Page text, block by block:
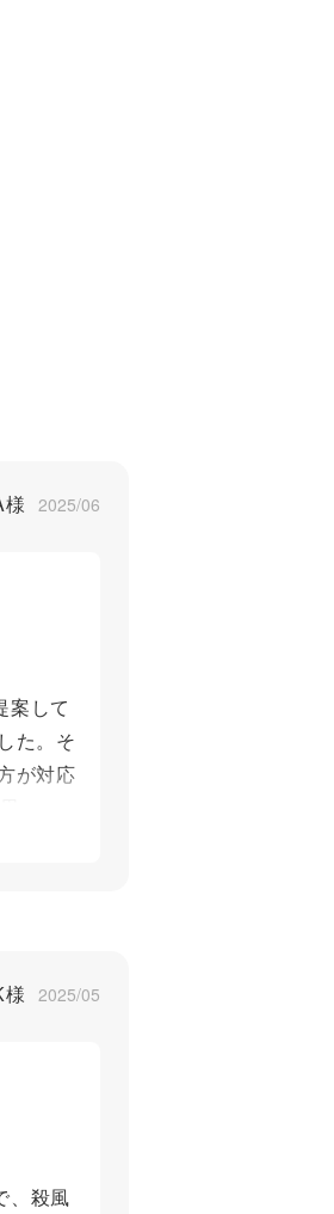
様 2025/06
案して
た。そ
が対応
い決
様 2025/05
、殺風